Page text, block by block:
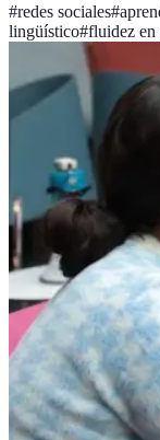
#redes sociales#
lingüístico#fluidez en